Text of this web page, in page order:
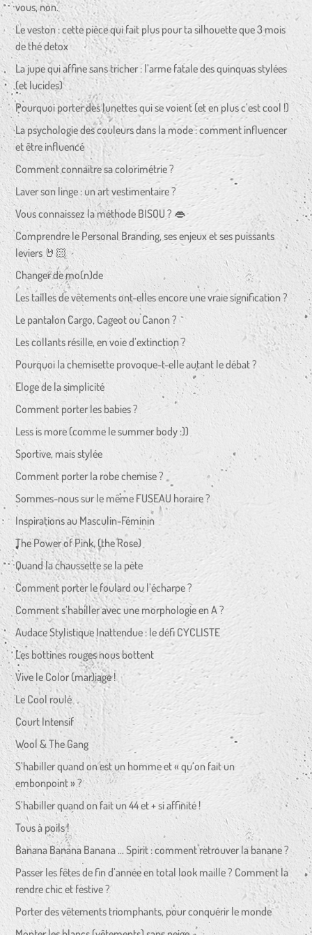
vous, non.
Le veston : cette pièce qui fait plus pour ta silhouette que 3 mois
de thé detox
La jupe qui affine sans tricher : l’arme fatale des quinquas stylées
(et lucides)
Pourquoi porter des lunettes qui se voient (et en plus c’est cool !)
La psychologie des couleurs dans la mode : comment influencer
et être influencé
Comment connaitre sa colorimétrie ?
Laver son linge : un art vestimentaire ?
Vous connaissez la méthode BISOU ? 👄
Comprendre le Personal Branding, ses enjeux et ses puissants
leviers 🤘🏻
Changer de mo(n)de
Les tailles de vêtements ont-elles encore une vraie signification ?
Le pantalon Cargo, Cageot ou Canon ?
Les collants résille, en voie d’extinction ?
Pourquoi la chemisette provoque-t-elle autant le débat ?
Eloge de la simplicité
Comment porter les babies ?
Less is more (comme le summer body :))
Sportive, mais stylée
Comment porter la robe chemise ?
Sommes-nous sur le même FUSEAU horaire ?
Inspirations au Masculin-Féminin
The Power of Pink, (the Rose)
Quand la chaussette se la pète
Comment porter le foulard ou l’écharpe ?
Comment s’habiller avec une morphologie en A ?
Audace Stylistique Inattendue : le défi CYCLISTE
Les bottines rouges nous bottent
Vive le Color (mar)iage !
Le Cool roulé
Court Intensif
Wool & The Gang
S’habiller quand on est un homme et « qu’on fait un
embonpoint » ?
S’habiller quand on fait un 44 et + si affinité !
Tous à poils !
Banana Banana Banana … Spirit : comment retrouver la banane ?
Passer les fêtes de fin d’année en total look maille ? Comment la
rendre chic et festive ?
Porter des vêtements triomphants, pour conquérir le monde